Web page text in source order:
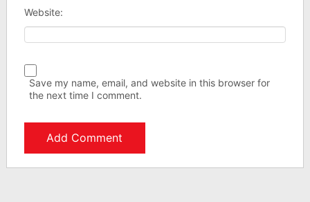
Website:
Save my name, email, and website in this browser for
the next time I comment.